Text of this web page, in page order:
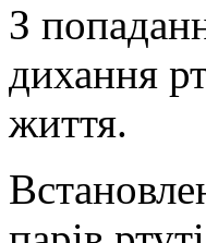
З
дихання
життя.